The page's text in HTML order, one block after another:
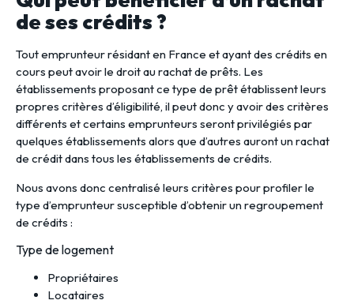
de ses crédits ?
Tout emprunteur résidant en France et ayant des crédits en
cours peut avoir le droit au rachat de prêts. Les
établissements proposant ce type de prêt établissent leurs
propres critères d’éligibilité, il peut donc y avoir des critères
différents et certains emprunteurs seront privilégiés par
quelques établissements alors que d’autres auront un rachat
de crédit dans tous les établissements de crédits.
Nous avons donc centralisé leurs critères pour profiler le
type d’emprunteur susceptible d’obtenir un regroupement
de crédits :
Type de logement
Propriétaires
Locataires